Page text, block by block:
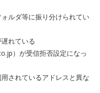
ルダ等に振り分けられてい
れている
）が受信拒否設定になっ
されているアドレスと異な